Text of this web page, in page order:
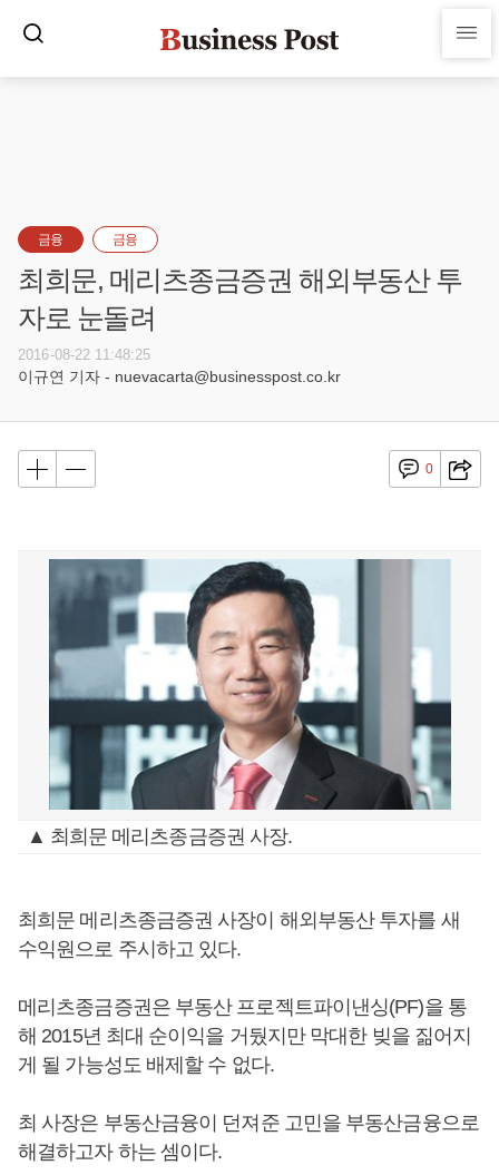
금융 금융
최희문, 메리츠종금증권 해외부동산 투
자로 눈돌려
2016-08-22 11:48:25
이규연 기자 - nuevacarta@businesspost.co.kr
0
▲ 최희문 메리츠종금증권 사장.
최희문 메리츠종금증권 사장이 해외부동산 투자를 새
수익원으로 주시하고 있다.
메리츠종금증권은 부동산 프로젝트파이낸싱(PF)을 통
해 2015년 최대 순이익을 거뒀지만 막대한 빚을 짊어지
게 될 가능성도 배제할 수 없다.
최 사장은 부동산금융이 던져준 고민을 부동산금융으로
해결하고자 하는 셈이다.